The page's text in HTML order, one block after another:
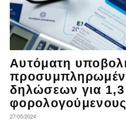
Αυτόματη
δηλώσεων για 1,3
φορολογούμενους
27/05/2024